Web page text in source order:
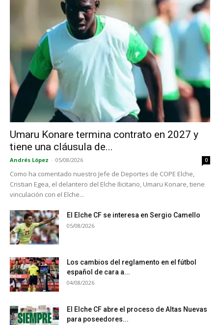
Umaru Konare termina contrato en 2027 y
tiene una cláusula de...
Andrés López - 05/08/2026 0
Como ha comentado nuestro Jefe de Deportes de COPE Elche,
Cristian Egea, el delantero del Elche Ilicitano, Umaru Konare, tiene
vinculación con el Elche...
El Elche CF se interesa en Sergio Camello
05/08/2026
Los cambios del reglamento en el fútbol
español de cara a...
04/08/2026
El Elche CF abre el proceso de Altas Nuevas
para poseedores...